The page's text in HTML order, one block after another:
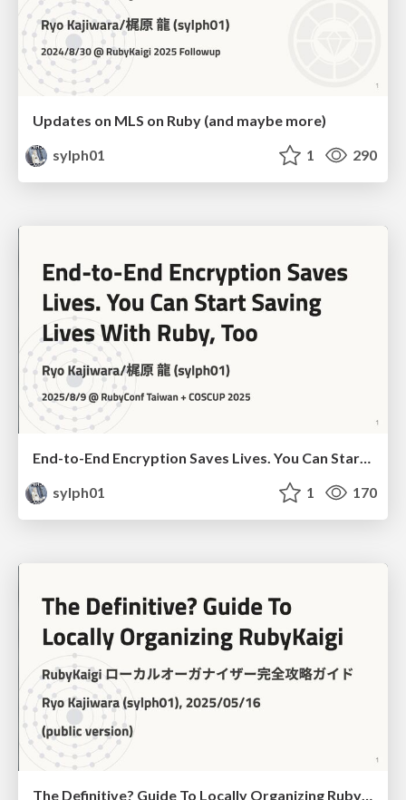
Updates on MLS on Ruby (and maybe more)
sylph01
1 290
End-to-End Encryption Saves Lives. You Can Start Saving Lives With Ruby, Too (RubyConf Taiwan 2025 ver.)
sylph01
1 170
The Definitive? Guide To Locally Organizing RubyKaigi